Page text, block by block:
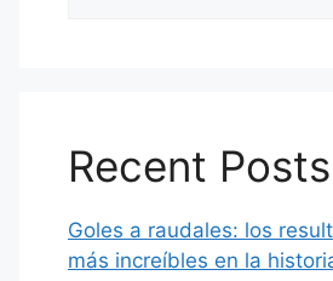
Recent Posts
Goles a raudales: los
más increíbles en la